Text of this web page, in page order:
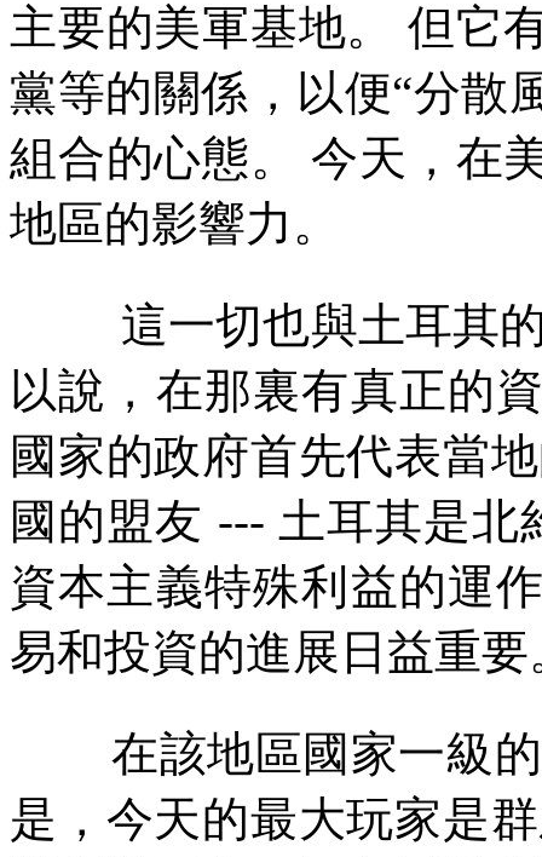
主要的美軍基地。
但它
黨等的關係，以便“分散
組合的心態。
今天，在
地區的影響力。
這一切也與土耳其
以說，在那裏有真正的
國家的政府首先代表當
國的盟友 --- 土耳其是北
資本主義特殊利益的運
易和投資的進展日益重要
在該地區國家一級
是，今天的最大玩家是